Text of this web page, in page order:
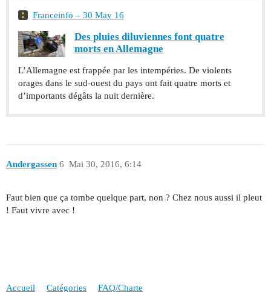
Franceinfo – 30 May 16
Des pluies diluviennes font quatre
morts en Allemagne
L’Allemagne est frappée par les intempéries. De violents
orages dans le sud-ouest du pays ont fait quatre morts et
d’importants dégâts la nuit dernière.
Andergassen Mai 30, 2016, 6:14
6
Faut bien que ça tombe quelque part, non ? Chez nous aussi il pleut
! Faut vivre avec !
Accueil Catégories FAQ/Charte